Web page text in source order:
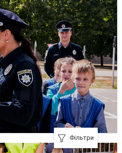
Фільтри